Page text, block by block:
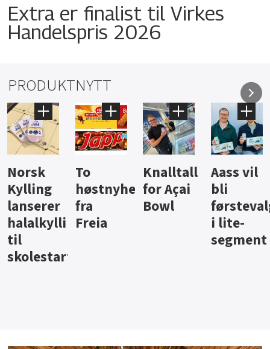
Extra er finalist til Virkes
Handelspris 2026
PRODUKTNYTT
Knalltall
for Açai
Bowl
Aass vil
bli
førstevalg
i lite-
Brus og
jus fra
Berentsen
Hard
iste fra
Hansa